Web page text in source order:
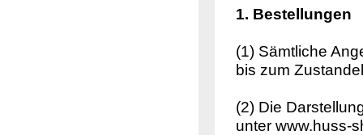
1. Bestellungen
(1) Sämtliche
bis zum
(2) Die
unter www.huss-